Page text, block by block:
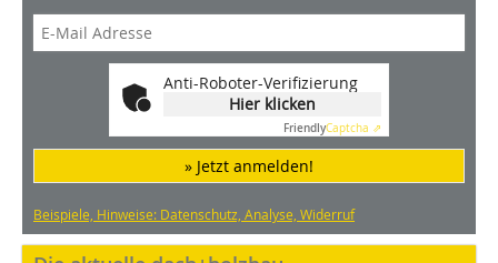
Anti-Roboter-Verifizierung
Hier klicken
FriendlyCaptcha ⇗
» Jetzt anmelden!
Beispiele, Hinweise: Datenschutz, Analyse, Widerruf